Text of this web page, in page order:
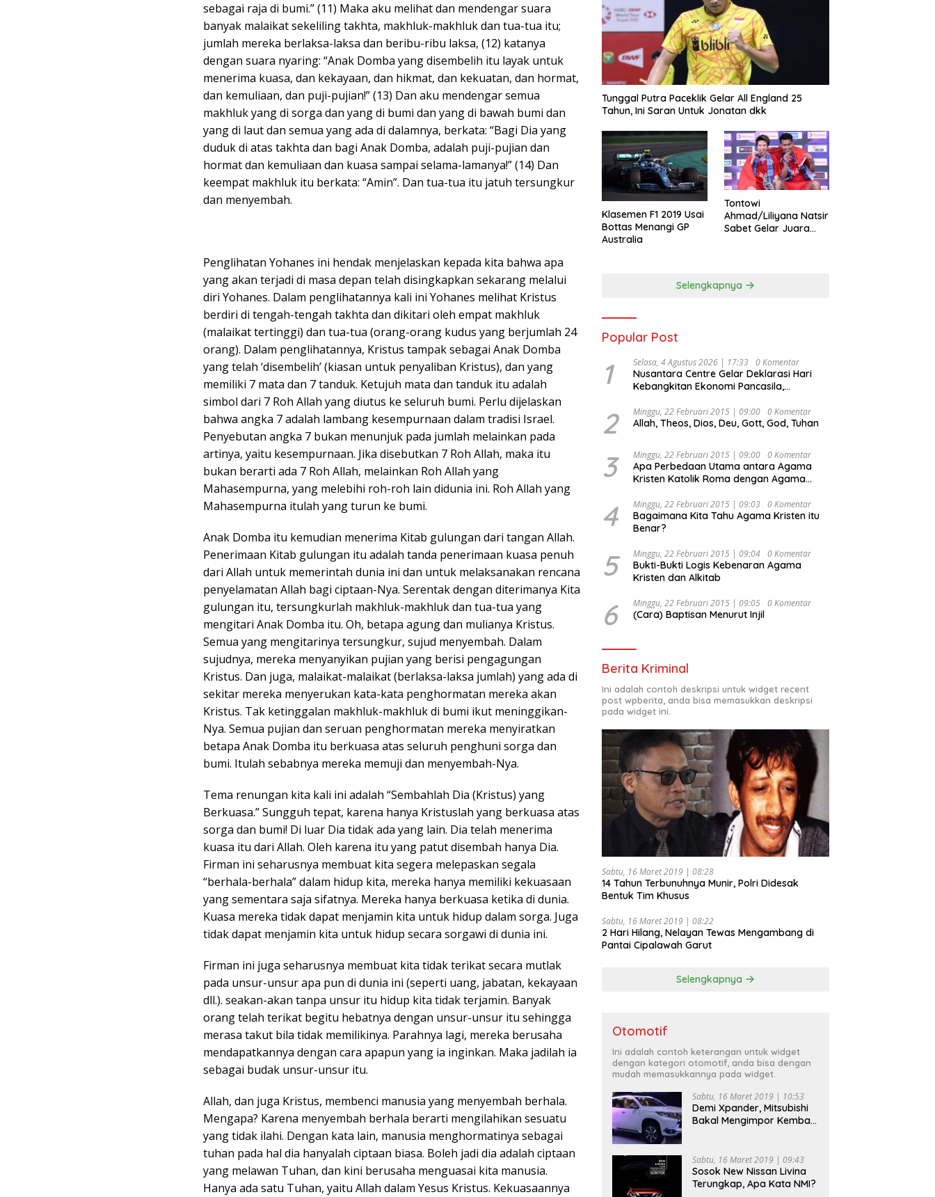
sebagai raja di bumi.” (11) Maka aku melihat dan mendengar suara
banyak malaikat sekeliling takhta, makhluk-makhluk dan tua-tua itu;
jumlah mereka berlaksa-laksa dan beribu-ribu laksa, (12) katanya
dengan suara nyaring: “Anak Domba yang disembelih itu layak untuk
menerima kuasa, dan kekayaan, dan hikmat, dan kekuatan, dan hormat,
dan kemuliaan, dan puji-pujian!” (13) Dan aku mendengar semua
makhluk yang di sorga dan yang di bumi dan yang di bawah bumi dan
yang di laut dan semua yang ada di dalamnya, berkata: “Bagi Dia yang
duduk di atas takhta dan bagi Anak Domba, adalah puji-pujian dan
hormat dan kemuliaan dan kuasa sampai selama-lamanya!” (14) Dan
keempat makhluk itu berkata: “Amin”. Dan tua-tua itu jatuh tersungkur
dan menyembah.
Penglihatan Yohanes ini hendak menjelaskan kepada kita bahwa apa
yang akan terjadi di masa depan telah disingkapkan sekarang melalui
diri Yohanes. Dalam penglihatannya kali ini Yohanes melihat Kristus
berdiri di tengah-tengah takhta dan dikitari oleh empat makhluk
(malaikat tertinggi) dan tua-tua (orang-orang kudus yang berjumlah 24
orang). Dalam penglihatannya, Kristus tampak sebagai Anak Domba
yang telah ‘disembelih’ (kiasan untuk penyaliban Kristus), dan yang
memiliki 7 mata dan 7 tanduk. Ketujuh mata dan tanduk itu adalah
simbol dari 7 Roh Allah yang diutus ke seluruh bumi. Perlu dijelaskan
bahwa angka 7 adalah lambang kesempurnaan dalam tradisi Israel.
Penyebutan angka 7 bukan menunjuk pada jumlah melainkan pada
artinya, yaitu kesempurnaan. Jika disebutkan 7 Roh Allah, maka itu
bukan berarti ada 7 Roh Allah, melainkan Roh Allah yang
Mahasempurna, yang melebihi roh-roh lain didunia ini. Roh Allah yang
Mahasempurna itulah yang turun ke bumi.
Anak Domba itu kemudian menerima Kitab gulungan dari tangan Allah.
Penerimaan Kitab gulungan itu adalah tanda penerimaan kuasa penuh
dari Allah untuk memerintah dunia ini dan untuk melaksanakan rencana
penyelamatan Allah bagi ciptaan-Nya. Serentak dengan diterimanya Kita
gulungan itu, tersungkurlah makhluk-makhluk dan tua-tua yang
mengitari Anak Domba itu. Oh, betapa agung dan mulianya Kristus.
Semua yang mengitarinya tersungkur, sujud menyembah. Dalam
sujudnya, mereka menyanyikan pujian yang berisi pengagungan
Kristus. Dan juga, malaikat-malaikat (berlaksa-laksa jumlah) yang ada di
sekitar mereka menyerukan kata-kata penghormatan mereka akan
Kristus. Tak ketinggalan makhluk-makhluk di bumi ikut meninggikan-
Nya. Semua pujian dan seruan penghormatan mereka menyiratkan
betapa Anak Domba itu berkuasa atas seluruh penghuni sorga dan
bumi. Itulah sebabnya mereka memuji dan menyembah-Nya.
Tema renungan kita kali ini adalah “Sembahlah Dia (Kristus) yang
Berkuasa.” Sungguh tepat, karena hanya Kristuslah yang berkuasa atas
sorga dan bumi! Di luar Dia tidak ada yang lain. Dia telah menerima
kuasa itu dari Allah. Oleh karena itu yang patut disembah hanya Dia.
Firman ini seharusnya membuat kita segera melepaskan segala
“berhala-berhala” dalam hidup kita, mereka hanya memiliki kekuasaan
yang sementara saja sifatnya. Mereka hanya berkuasa ketika di dunia.
Kuasa mereka tidak dapat menjamin kita untuk hidup dalam sorga. Juga
tidak dapat menjamin kita untuk hidup secara sorgawi di dunia ini.
Firman ini juga seharusnya membuat kita tidak terikat secara mutlak
pada unsur-unsur apa pun di dunia ini (seperti uang, jabatan, kekayaan
dll.). seakan-akan tanpa unsur itu hidup kita tidak terjamin. Banyak
orang telah terikat begitu hebatnya dengan unsur-unsur itu sehingga
merasa takut bila tidak memilikinya. Parahnya lagi, mereka berusaha
mendapatkannya dengan cara apapun yang ia inginkan. Maka jadilah ia
sebagai budak unsur-unsur itu.
Allah, dan juga Kristus, membenci manusia yang menyembah berhala.
Mengapa? Karena menyembah berhala berarti mengilahikan sesuatu
yang tidak ilahi. Dengan kata lain, manusia menghormatinya sebagai
tuhan pada hal dia hanyalah ciptaan biasa. Boleh jadi dia adalah ciptaan
yang melawan Tuhan, dan kini berusaha menguasai kita manusia.
Hanya ada satu Tuhan, yaitu Allah dalam Yesus Kristus. Kekuasaannya
Tunggal Putra Paceklik Gelar All England 25
Tahun, Ini Saran Untuk Jonatan dkk
Klasemen F1 2019 Usai
Bottas Menangi GP
Australia
Tontowi
Ahmad/Liliyana Natsir
Sabet Gelar Juara
Selengkapnya
Popular Post
1 Selasa, 4 Agustus 2026 | 17:33 0 Komentar
Nusantara Centre Gelar Deklarasi Hari
Kebangkitan Ekonomi Pancasila,
Djojohadikusumo Anti Penjajahan
(Pergolakan Ekonomi Politik Indonesia) &
Undang Perekonomian Nasional dan
Kesejahteraan Sosial dalam Menata
Bangsa Menuju Indonesia Emas 2045”,
2 Minggu, 22 Februari 2015 | 09:00 0 Komentar
Allah, Theos, Dios, Deu, Gott, God, Tuhan
3 Minggu, 22 Februari 2015 | 09:00 0 Komentar
Apa Perbedaan Utama antara Agama
Kristen Katolik Roma dengan Agama
4 Minggu, 22 Februari 2015 | 09:03 0 Komentar
Bagaimana Kita Tahu Agama Kristen itu
Benar?
5 Minggu, 22 Februari 2015 | 09:04 0 Komentar
Bukti-Bukti Logis Kebenaran Agama
Kristen dan Alkitab
6 Minggu, 22 Februari 2015 | 09:05 0 Komentar
(Cara) Baptisan Menurut Injil
Berita Kriminal
Ini adalah contoh deskripsi untuk widget recent
post wpberita, anda bisa memasukkan deskripsi
pada widget ini.
Sabtu, 16 Maret 2019 | 08:28
14 Tahun Terbunuhnya Munir, Polri Didesak
Bentuk Tim Khusus
Sabtu, 16 Maret 2019 | 08:22
2 Hari Hilang, Nelayan Tewas Mengambang di
Pantai Cipalawah Garut
Selengkapnya
Otomotif
Ini adalah contoh keterangan untuk widget
dengan kategori otomotif, anda bisa dengan
mudah memasukkannya pada widget.
Sabtu, 16 Maret 2019 | 10:53
Demi Xpander, Mitsubishi
Bakal Mengimpor Kembali
Sabtu, 16 Maret 2019 | 09:43
Sosok New Nissan Livina
Terungkap, Apa Kata NMI?